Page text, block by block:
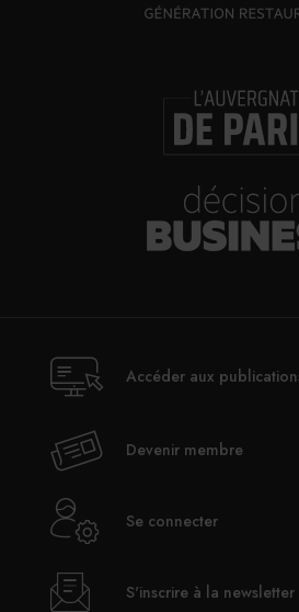
Accéder aux
Devenir membre
Se connecter
S'inscrire à la newsletter